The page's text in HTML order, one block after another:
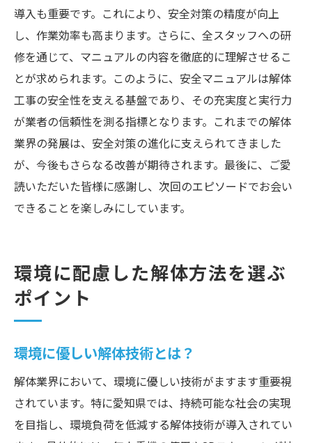
導入も重要です。これにより、安全対策の精度が向上
し、作業効率も高まります。さらに、全スタッフへの研
修を通じて、マニュアルの内容を徹底的に理解させるこ
とが求められます。このように、安全マニュアルは解体
工事の安全性を支える基盤であり、その充実度と実行力
が業者の信頼性を測る指標となります。これまでの解体
業界の発展は、安全対策の進化に支えられてきました
が、今後もさらなる改善が期待されます。最後に、ご愛
読いただいた皆様に感謝し、次回のエピソードでお会い
できることを楽しみにしています。
環境に配慮した解体方法を選ぶ
ポイント
環境に優しい解体技術とは？
解体業界において、環境に優しい技術がますます重要視
されています。特に愛知県では、持続可能な社会の実現
を目指し、環境負荷を低減する解体技術が導入されてい